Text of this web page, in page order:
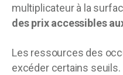
multiplicateur à la
des prix accessibles
Les ressources des
excéder certains